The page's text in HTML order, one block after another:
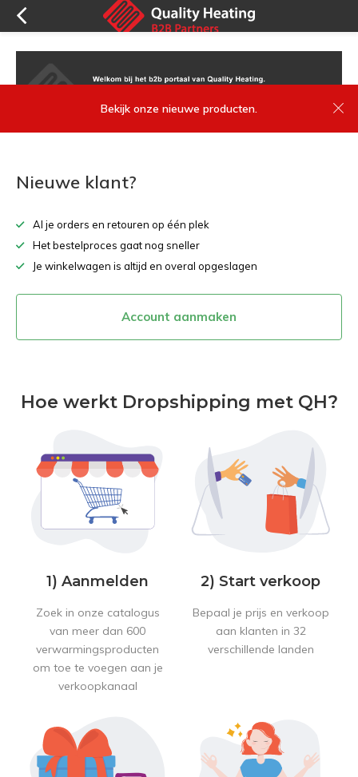
Bekijk onze nieuwe producten.
Nieuwe klant?
Al je orders en retouren op één plek
Het bestelproces gaat nog sneller
Je winkelwagen is altijd en overal opgeslagen
Account aanmaken
Hoe werkt Dropshipping met QH?
1) Aanmelden
Zoek in onze catalogus
van meer dan 600
verwarmingsproducten
om toe te voegen aan je
verkoopkanaal
2) Start verkoop
Bepaal je prijs en verkoop
aan klanten in 32
verschillende landen